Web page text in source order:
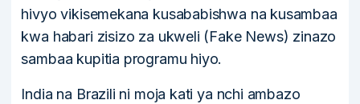
hivyo vikisemekana kusababishwa na kusambaa
kwa habari zisizo za ukweli (Fake News) zinazo
sambaa kupitia programu hiyo.
India na Brazili ni moja kati ya nchi ambazo